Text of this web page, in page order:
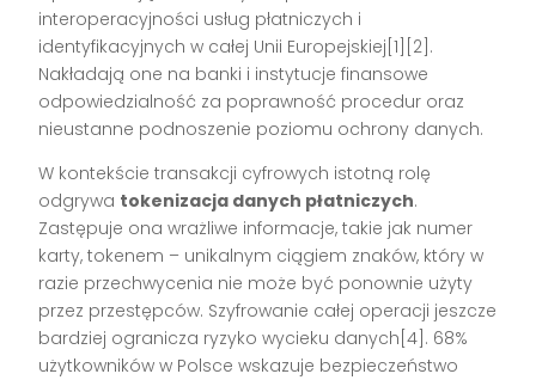
interoperacyjności usług płatniczych i
identyfikacyjnych w całej Unii Europejskiej[1][2].
Nakładają one na banki i instytucje finansowe
odpowiedzialność za poprawność procedur oraz
nieustanne podnoszenie poziomu ochrony danych.
W kontekście transakcji cyfrowych istotną rolę
odgrywa tokenizacja danych płatniczych.
Zastępuje ona wrażliwe informacje, takie jak numer
karty, tokenem – unikalnym ciągiem znaków, który w
razie przechwycenia nie może być ponownie użyty
przez przestępców. Szyfrowanie całej operacji jeszcze
bardziej ogranicza ryzyko wycieku danych[4]. 68%
użytkowników w Polsce wskazuje bezpieczeństwo